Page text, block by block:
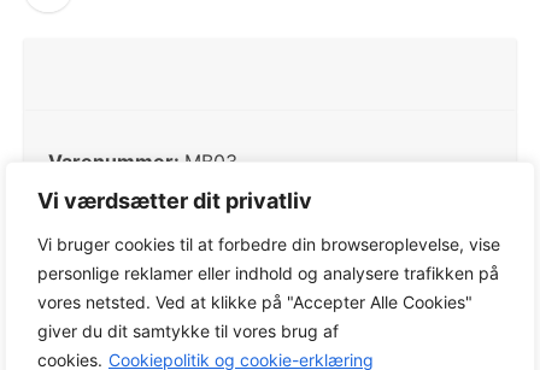
Vi værdsætter dit privatliv
Vi bruger cookies til at forbedre din browseroplevelse, vise
personlige reklamer eller indhold og analysere trafikken på
vores netsted. Ved at klikke på "Accepter Alle Cookies"
giver du dit samtykke til vores brug af
cookies. Cookiepolitik og cookie-erklæring
Varenummer: MB03
Kategori: Motorbøre
Tag:
Motorbøre
Effektiv og kompaktmotorbør på bånd